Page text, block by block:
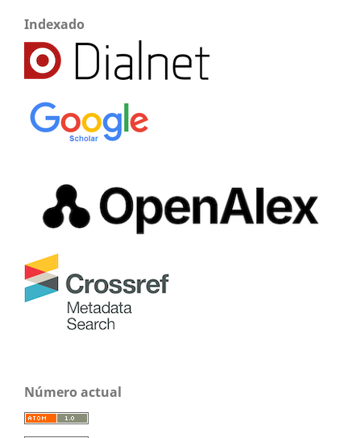
Indexado
Número actual